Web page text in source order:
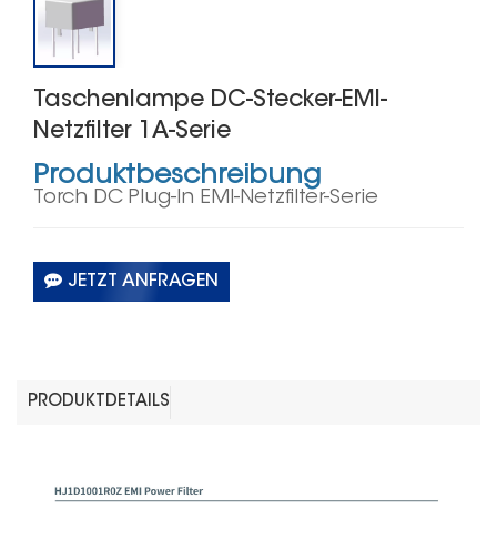
Taschenlampe DC-Stecker-EMI-
Netzfilter 1A-Serie
Produktbeschreibung
Torch DC Plug-In EMI-Netzfilter-Serie
JETZT ANFRAGEN
PRODUKTDETAILS